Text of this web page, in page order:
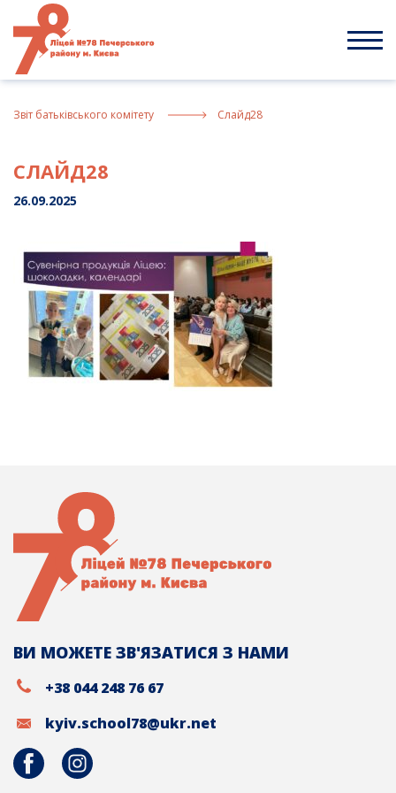
content
Звiт батькiвського комiтету Слайд28
СЛАЙД28
26.09.2025
ВИ МОЖЕТЕ ЗВ'ЯЗАТИСЯ З НАМИ
+38 044 248 76 67
kyiv.school78@ukr.net